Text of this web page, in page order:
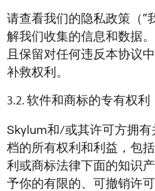
请查看我们的隐私政策（“
解我们收集的信息和数据
且保留对任何违反本协议
补救权利。
软件和商标的专有权利
Skylum和/或其许可方拥
档的所有权利和利益，包
利或商标法律下面的知识
予你的有限的、可撤销许